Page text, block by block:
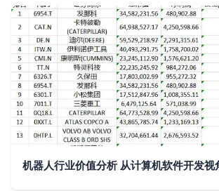
机器人行业价值分析 从计算机软件开发视